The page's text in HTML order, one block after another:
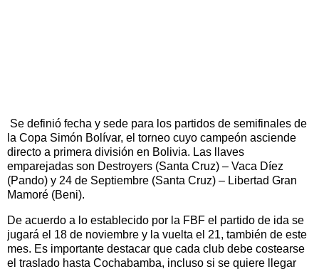
Se definió fecha y sede para los partidos de semifinales de
la Copa Simón Bolívar, el torneo cuyo campeón asciende
directo a primera división en Bolivia. Las llaves
emparejadas son Destroyers (Santa Cruz) – Vaca Díez
(Pando) y 24 de Septiembre (Santa Cruz) – Libertad Gran
Mamoré (Beni).
De acuerdo a lo establecido por la FBF el partido de ida se
jugará el 18 de noviembre y la vuelta el 21, también de este
mes. Es importante destacar que cada club debe costearse
el traslado hasta Cochabamba, incluso si se quiere llegar